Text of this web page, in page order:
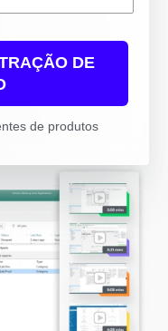
DE
de produtos